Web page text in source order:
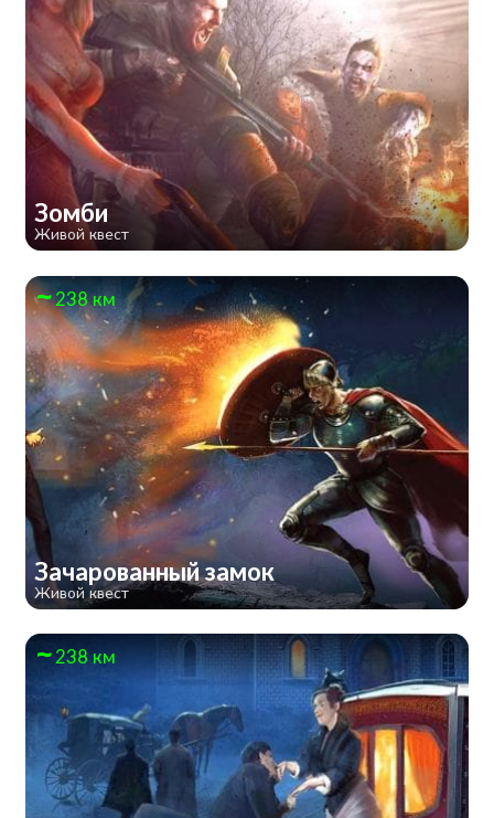
Зомби
Живой квест
238 км
Зачарованный замок
Живой квест
238 км